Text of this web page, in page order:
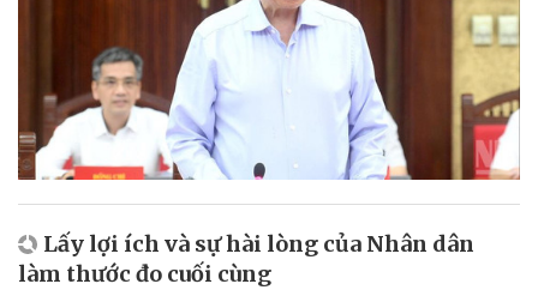
Lấy lợi ích và sự hài lòng của Nhân dân
làm thước đo cuối cùng